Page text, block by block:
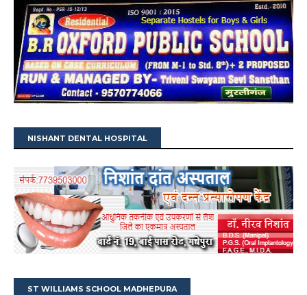
NISHANT DENTAL HOSPITAL
ST WILLIAMS SCHOOL MADHEPURA